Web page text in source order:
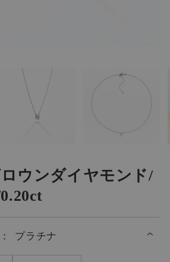
ウンダイヤモンド/
： プラチナ